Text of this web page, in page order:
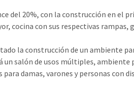
del 20%, con la construcción en el
cocina con sus respectivas rampas,
la construcción de un ambiente
un salón de usos múltiples,
damas, varones y personas con